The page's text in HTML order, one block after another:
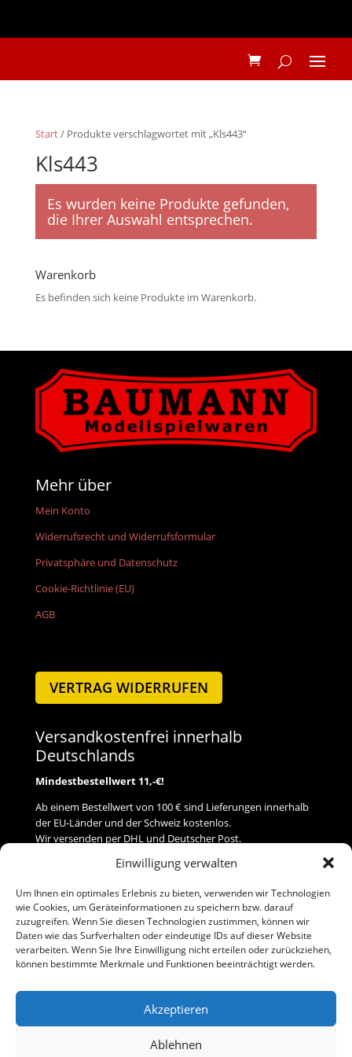
Einwilligung verwalten
Um Ihnen ein optimales Erlebnis zu bieten, verwenden wir Technologien
wie Cookies, um Geräteinformationen zu speichern bzw. darauf
zuzugreifen. Wenn Sie diesen Technologien zustimmen, können wir
Daten wie das Surfverhalten oder eindeutige IDs auf dieser Website
verarbeiten. Wenn Sie Ihre Einwilligung nicht erteilen oder zurückziehen,
können bestimmte Merkmale und Funktionen beeinträchtigt werden.
Akzeptieren
Ablehnen
Start/ Produkte verschlagwortet mit „Kls443“
Kls443
Es wurden keine Produkte gefunden,
die Ihrer Auswahl entsprechen.
Warenkorb
Es befinden sich keine Produkte im Warenkorb.
Mehr über
Mein Konto
Widerrufsrecht und Widerrufsformular
Privatsphäre und Datenschutz
Cookie-Richtlinie (EU)
AGB
VERTRAG WIDERRUFEN
Versandkostenfrei innerhalb
Deutschlands
Mindestbestellwert 11,-€!
Ab einem Bestellwert von 100 € sind Lieferungen innerhalb
der EU-Länder und der Schweiz kostenlos.
Wir versenden per DHL und Deutscher Post.
Versand
Zahlung
Baumann Modellspielwaren
Telefon (0 91 61) 33 84